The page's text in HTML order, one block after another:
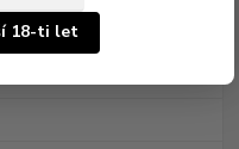
18-ti let